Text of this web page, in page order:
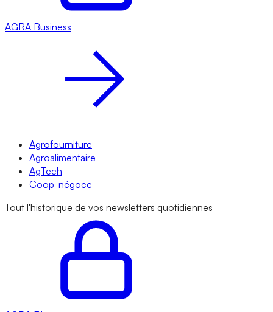
AGRA Business
Agrofourniture
Agroalimentaire
AgTech
Coop-négoce
Tout l'historique de vos newsletters quotidiennes